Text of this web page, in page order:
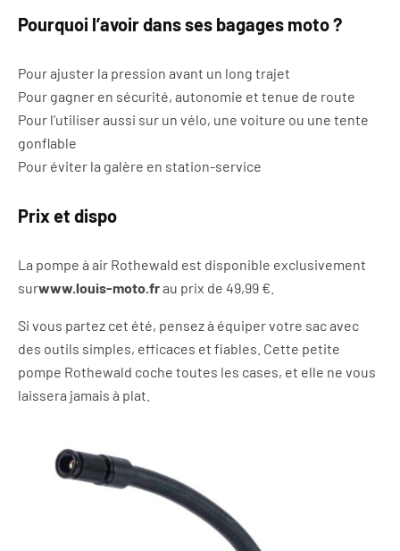
Pourquoi l’avoir dans ses bagages moto ?
Pour ajuster la pression avant un long trajet
Pour gagner en sécurité, autonomie et tenue de route
Pour l’utiliser aussi sur un vélo, une voiture ou une tente
gonflable
Pour éviter la galère en station-service
Prix et dispo
La pompe à air Rothewald est disponible exclusivement
surwww.louis-moto.frau prix de 49,99 €.
Si vous partez cet été, pensez à équiper votre sac avec
des outils simples, efficaces et fiables. Cette petite
pompe Rothewald coche toutes les cases, et elle ne vous
laissera jamais à plat.